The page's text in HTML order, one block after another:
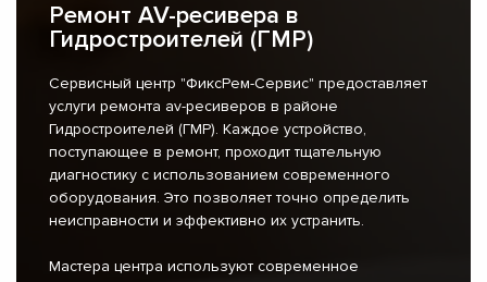
Ремонт AV-ресивера в
Гидростроителей (ГМР)
Сервисный центр "ФиксРем-Сервис" предоставляет
услуги ремонта av-ресиверов в районе
Гидростроителей (ГМР). Каждое устройство,
поступающее в ремонт, проходит тщательную
диагностику с использованием современного
оборудования. Это позволяет точно определить
неисправности и эффективно их устранить.
Мастера центра используют современное